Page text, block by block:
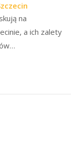
na
a ich zalety